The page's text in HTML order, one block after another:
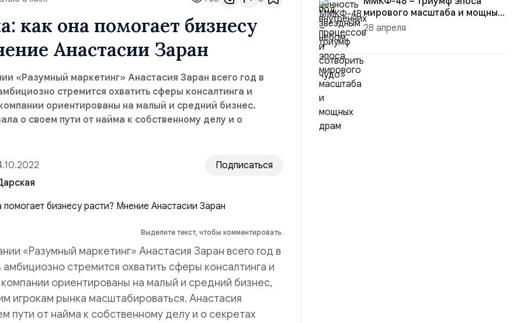
как она помогает бизнесу
Анастасии Заран
«Разумный маркетинг» Анастасия Заран всего год в
стремится охватить сферы консалтинга и
ориентированы на малый и средний бизнес.
о своем пути от найма к собственному делу и о
Подписаться
Выделите текст, чтобы комментировать.
«Разумный маркетинг» Анастасия Заран всего год в
стремится охватить сферы консалтинга и
компании ориентированы на малый и средний бизнес,
игрокам рынка масштабироваться. Анастасия
пути от найма к собственному делу и о секретах
мирового масштаба и мощных
драм
28 апреля